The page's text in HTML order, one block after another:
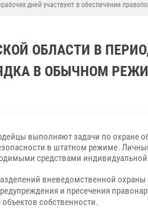
дней участвуют в обеспечении
ОБЛАСТИ В
В ОБЫЧНОМ
выполняют задачи по охране
в штатном режиме.
средствами
вневедомственной охраны
и пресечения
объектов собственности.